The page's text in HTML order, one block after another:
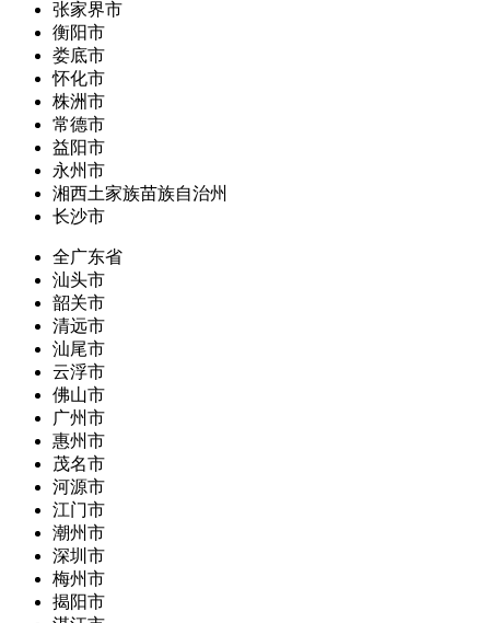
张家界市
衡阳市
娄底市
怀化市
株洲市
常德市
益阳市
永州市
湘西土家族苗族自治州
长沙市
全广东省
汕头市
韶关市
清远市
汕尾市
云浮市
佛山市
广州市
惠州市
茂名市
河源市
江门市
潮州市
深圳市
梅州市
揭阳市